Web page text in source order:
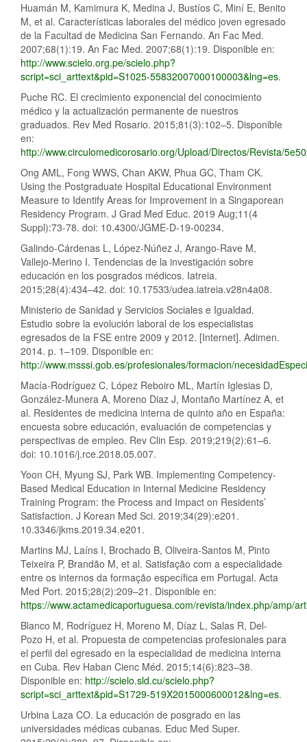
Huamán M, Kamimura K, Medina J, Bustíos C, Miní E, Benito
M, et al. Características laborales del médico joven egresado
de la Facultad de Medicina San Fernando. An Fac Med.
2007;68(1):19. An Fac Med. 2007;68(1):19. Disponible en:
http://www.scielo.org.pe/scielo.php?
script=sci_arttext&pid=S1025-55832007000100003&lng=es.
Puche RC. El crecimiento exponencial del conocimiento
médico y la actualización permanente de nuestros
graduados. Rev Med Rosario. 2015;81(3):102–5. Disponible
en:
http://www.circulomedicorosario.org/Upload/Directos/Revista/
Ong AML, Fong WWS, Chan AKW, Phua GC, Tham CK.
Using the Postgraduate Hospital Educational Environment
Measure to Identify Areas for Improvement in a Singaporean
Residency Program. J Grad Med Educ. 2019 Aug;11(4
Suppl):73-78. doi: 10.4300/JGME-D-19-00234.
Galindo-Cárdenas L, López-Núñez J, Arango-Rave M,
Vallejo-Merino I. Tendencias de la investigación sobre
educación en los posgrados médicos. Iatreia.
2015;28(4):434–42. doi: 10.17533/udea.iatreia.v28n4a08.
Ministerio de Sanidad y Servicios Sociales e Igualdad.
Estudio sobre la evolución laboral de los especialistas
egresados de la FSE entre 2009 y 2012. [Internet]. Adimen.
2014. p. 1–109. Disponible en:
http://www.msssi.gob.es/profesionales/formacion/
Macía-Rodríguez C, López Reboiro ML, Martín Iglesias D,
González-Munera A, Moreno Diaz J, Montaño Martínez A, et
al. Residentes de medicina interna de quinto año en España:
encuesta sobre educación, evaluación de competencias y
perspectivas de empleo. Rev Clin Esp. 2019;219(2):61–6.
doi: 10.1016/j.rce.2018.05.007.
Yoon CH, Myung SJ, Park WB. Implementing Competency-
Based Medical Education in Internal Medicine Residency
Training Program: the Process and Impact on Residents’
Satisfaction. J Korean Med Sci. 2019;34(29):e201.
10.3346/jkms.2019.34.e201.
Martins MJ, Laíns I, Brochado B, Oliveira-Santos M, Pinto
Teixeira P, Brandão M, et al. Satisfação com a especialidade
entre os internos da formação específica em Portugal. Acta
Med Port. 2015;28(2):209–21. Disponible en:
https://www.actamedicaportuguesa.com/revista/index.php/amp/
Blanco M, Rodríguez H, Moreno M, Díaz L, Salas R, Del-
Pozo H, et al. Propuesta de competencias profesionales para
el perfil del egresado en la especialidad de medicina interna
en Cuba. Rev Haban Cienc Méd. 2015;14(6):823–38.
Disponible en: http://scielo.sld.cu/scielo.php?
script=sci_arttext&pid=S1729-519X2015000600012&lng=es.
Urbina Laza CO. La educación de posgrado en las
universidades médicas cubanas. Educ Med Super.